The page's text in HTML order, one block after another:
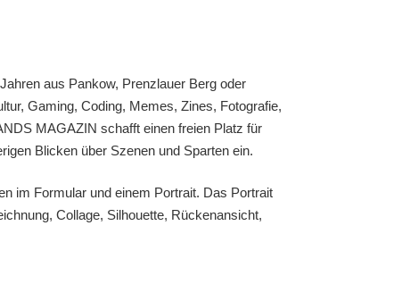
aus Pankow, Prenzlauer Berg oder
Gaming, Coding, Memes, Zines, Fotografie,
MAGAZIN schafft einen freien Platz für
Blicken über Szenen und Sparten ein.
im Formular und einem Portrait. Das Portrait
Collage, Silhouette, Rückenansicht,